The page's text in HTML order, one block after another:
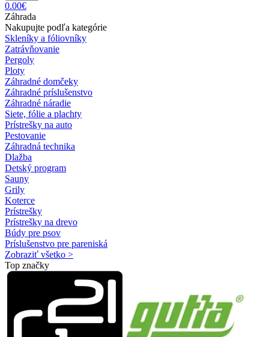
0.00€
Záhrada
Nakupujte podľa kategórie
Skleníky a fóliovníky
Zatrávňovanie
Pergoly
Ploty
Záhradné domčeky
Záhradné príslušenstvo
Záhradné náradie
Siete, fólie a plachty
Prístrešky na auto
Pestovanie
Záhradná technika
Dlažba
Detský program
Sauny
Grily
Koterce
Prístrešky
Prístrešky na drevo
Búdy pre psov
Príslušenstvo pre pareniská
Zobraziť všetko >
Top značky